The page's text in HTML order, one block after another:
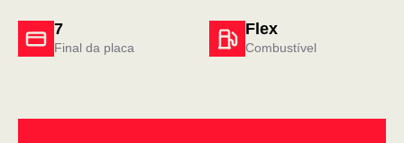
7
Final da placa
Flex
Combustível